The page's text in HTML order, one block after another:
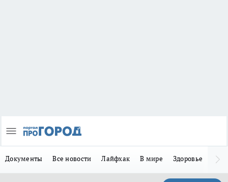
Документы Все новости Лайфхак В мире Здоровье